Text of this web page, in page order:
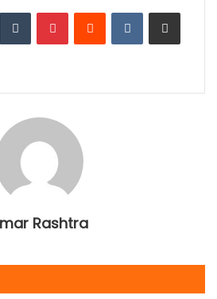
TumblrPinterestReddit VKontakteShare via Email
Rashtra